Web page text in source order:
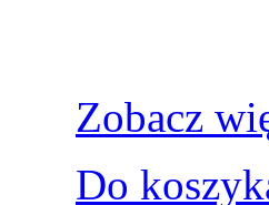
Zobacz
Do